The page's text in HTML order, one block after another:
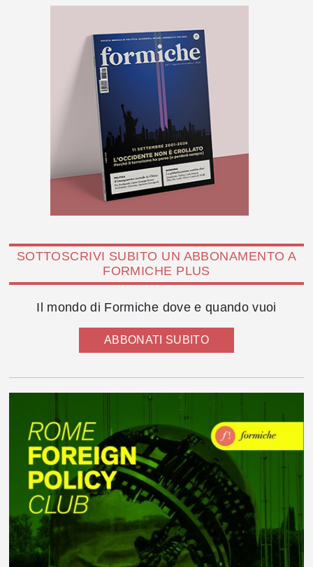
SOTTOSCRIVI SUBITO UN ABBONAMENTO A
FORMICHE PLUS
Il mondo di Formiche dove e quando vuoi
ABBONATI SUBITO